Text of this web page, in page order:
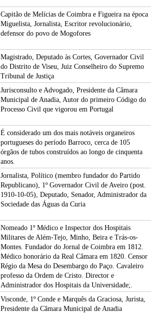
Capitão de Melícias de Coimbra e Figueira na época
Miguelista, Jornalista, Escritor revolucionário,
defensor do povo de Mogofores
Magistrado, Deputado às Cortes, Governador Civil
do Distrito de Viseu, Juiz Conselheiro do Supremo
Tribunal de Justiça
Jurisconsulto e Advogado, Presidente da Câmara
Municipal de Anadia, Autor do primeiro Código do
Processo Civil que vigorou em Portugal
É considerado um dos mais notáveis organeiros
portugueses do período Barroco, cerca de 105
órgãos de tubos construídos ao longo de cinquenta
anos.
Jornalista, Político (membro fundador do Partido
Republicano), 1º Governador Civil de Aveiro (post.
1910-10-05), Deputado, Senador, Administrador da
Sociedade das Águas da Curia
Nomeado 1º Médico e Inspector dos Hospitais
Militares de Além-Tejo, Minho, Beira e Trás-os-
Montes. Fundador do Jornal de Coimbra em 1812.
Médico honorário da Real Câmara em 1820. Censor
Régio da Mesa do Desembargo do Paço. Cavaleiro
professo da Ordem de Cristo. Director e
Administrador dos Hospitais da Universidade;.
Visconde, 1º Conde e Marquês da Graciosa, Jurista,
Presidente da Câmara Municipal de Anadia